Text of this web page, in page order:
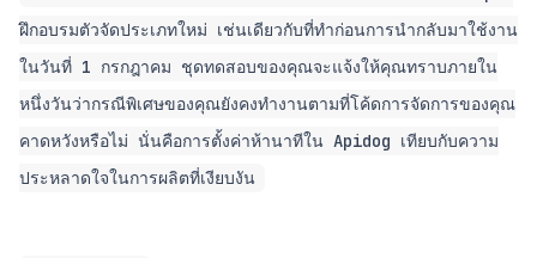
ฝึกอบรมตัวจัดประเภทใหม่ เช่นเดียวกับที่ทำก่อนการนำกลับมาใช้งาน
ในวันที่ 1 กรกฎาคม ชุดทดสอบของคุณจะแจ้งให้คุณทราบภายใน
หนึ่งวันว่ากรณีพิเศษของคุณยังคงทำงานตามที่โค้ดการจัดการของคุณ
คาดหวังหรือไม่ นั่นคือการตั้งค่าห้านาทีใน Apidog เทียบกับความ
ประหลาดใจในการผลิตที่เงียบงัน